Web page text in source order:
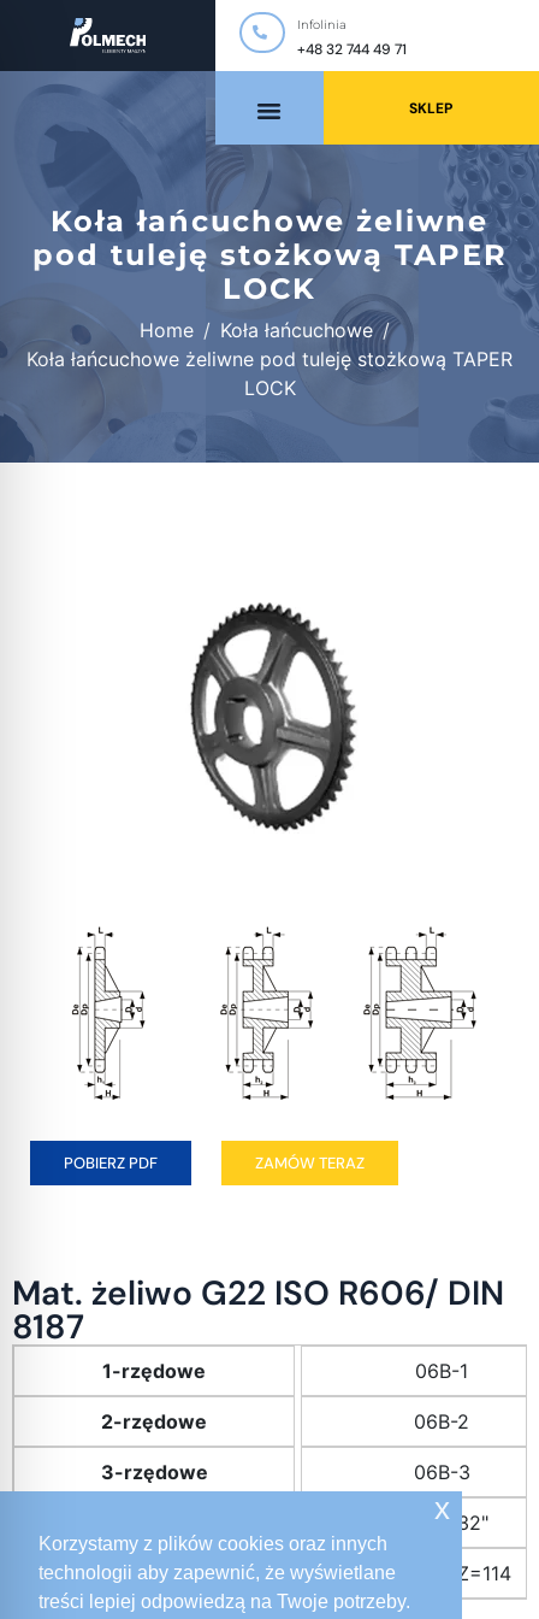
Korzystamy z plików cookies oraz innych
technologii aby zapewnić, że wyświetlane
treści lepiej odpowiedzą na Twoje potrzeby.
x
+48 32 744 49 71
Infolinia
SKLEP
Koła łańcuchowe żeliwne
pod tuleję stożkową TAPER
LOCK
Home
Koła łańcuchowe
Koła łańcuchowe żeliwne pod tuleję stożkową TAPER
LOCK
POBIERZ PDF ZAMÓW TERAZ
Mat. żeliwo G22 ISO R606/ DIN
8187
1-rzędowe
2-rzędowe
3-rzędowe
Ilość zębów
06B-1
06B-2
06B-3
3/8x7/32"
Z=38 do Z=114